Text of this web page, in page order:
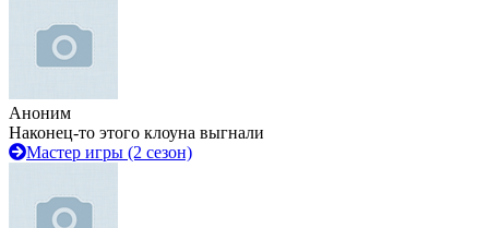
Аноним
Наконец-то этого клоуна выгнали
Мастер игры (2 сезон)